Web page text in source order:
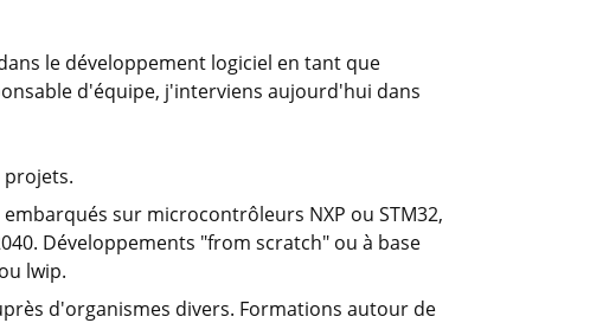
le développement logiciel en tant que
d'équipe, j'interviens aujourd'hui dans
projets.
sur microcontrôleurs NXP ou STM32,
Développements "from scratch" ou à base
lwip.
d'organismes divers. Formations autour de